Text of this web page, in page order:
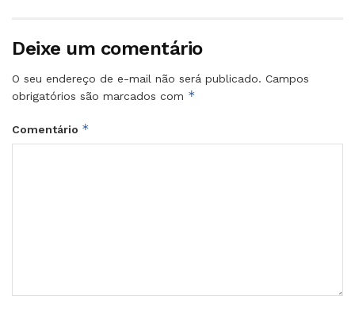
Deixe um comentário
O seu endereço de e-mail não será publicado. Campos
obrigatórios são marcados com *
Comentário *